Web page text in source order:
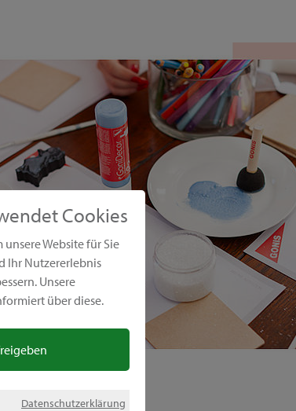
Cookies
Website für Sie
Ihr Nutzererlebnis
Unsere
über diese.
Datenschutzerklärung